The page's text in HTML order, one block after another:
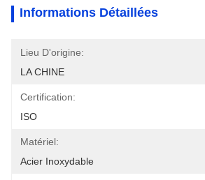
Informations Détaillées
Lieu D'origine:
LA CHINE
Certification:
ISO
Matériel:
Acier Inoxydable